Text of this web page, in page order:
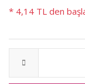
* 4,14 TL den